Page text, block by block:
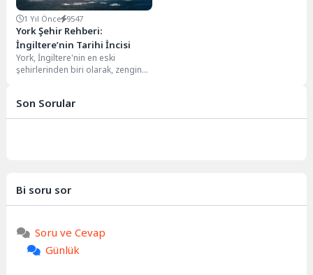
1 Yıl Önce 9547
York Şehir Rehberi:
İngiltere’nin Tarihi İncisi
York, İngiltere'nin en eski
şehirlerinden biri olarak, zengin
Şehir,...
Son Sorular
Bi soru sor
Soru ve Cevap
Günlük